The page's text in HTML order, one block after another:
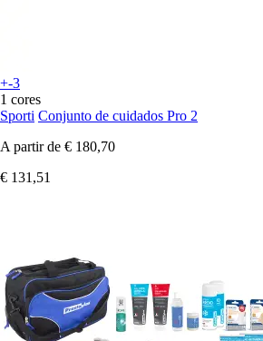
+-3
1 cores
Sporti Conjunto de cuidados Pro 2
A partir de € 180,70
€ 131,51